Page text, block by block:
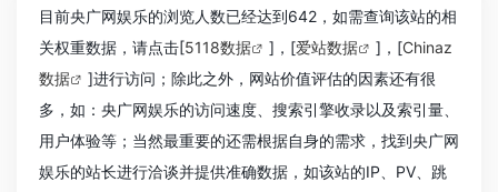
目前央广网娱乐的浏览人数已经达到642，如需查询该站的相
关权重数据，请点击[5118数据 ]，[爱站数据 ]，[Chinaz
数据
]进行访问；除此之外，网站价值评估的因素还有很
多，如：央广网娱乐的访问速度、搜索引擎收录以及索引量、
用户体验等；当然最重要的还需根据自身的需求，找到央广网
娱乐的站长进行洽谈并提供准确数据，如该站的IP、PV、跳